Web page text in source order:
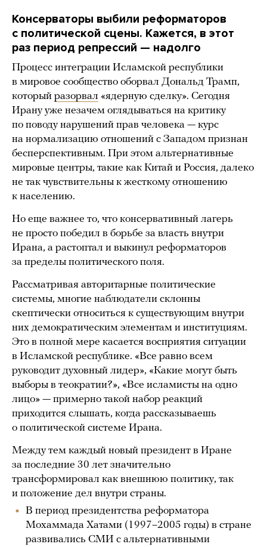
Консерваторы выбили реформаторов
с политической сцены. Кажется, в этот
раз период репрессий — надолго
Процесс интеграции Исламской республики
в мировое сообщество оборвал Дональд Трамп,
который разорвал «ядерную сделку». Сегодня
Ирану уже незачем оглядываться на критику
по поводу нарушений прав человека — курс
на нормализацию отношений с Западом признан
бесперспективным. При этом альтернативные
мировые центры, такие как Китай и Россия, далеко
не так чувствительны к жесткому отношению
к населению.
Но еще важнее то, что консервативный лагерь
не просто победил в борьбе за власть внутри
Ирана, а растоптал и выкинул реформаторов
за пределы политического поля.
Рассматривая авторитарные политические
системы, многие наблюдатели склонны
скептически относиться к существующим внутри
них демократическим элементам и институциям.
Это в полной мере касается восприятия ситуации
в Исламской республике. «Все равно всем
руководит духовный лидер», «Какие могут быть
выборы в теократии?», «Все исламисты на одно
лицо» — примерно такой набор реакций
приходится слышать, когда рассказываешь
о политической системе Ирана.
Между тем каждый новый президент в Иране
за последние 30 лет значительно
трансформировал как внешнюю политику, так
и положение дел внутри страны.
В период президентства реформатора
Мохаммада Хатами (1997–2005 годы) в стране
развивались СМИ с альтернативными